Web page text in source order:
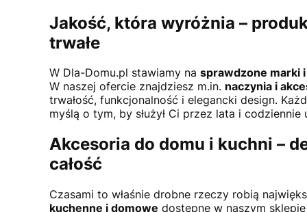
Jakość, która wyróżnia –
trwałe
W Dla-Domu.pl stawiamy na sprawdzone marki
W naszej ofercie znajdziesz m.in. naczynia i
trwałość, funkcjonalność i elegancki design.
myślą o tym, by służył Ci przez lata i codziennie
Akcesoria do domu i kuchni –
całość
Czasami to właśnie drobne rzeczy robią
kuchenne i domowe dostępne w naszym